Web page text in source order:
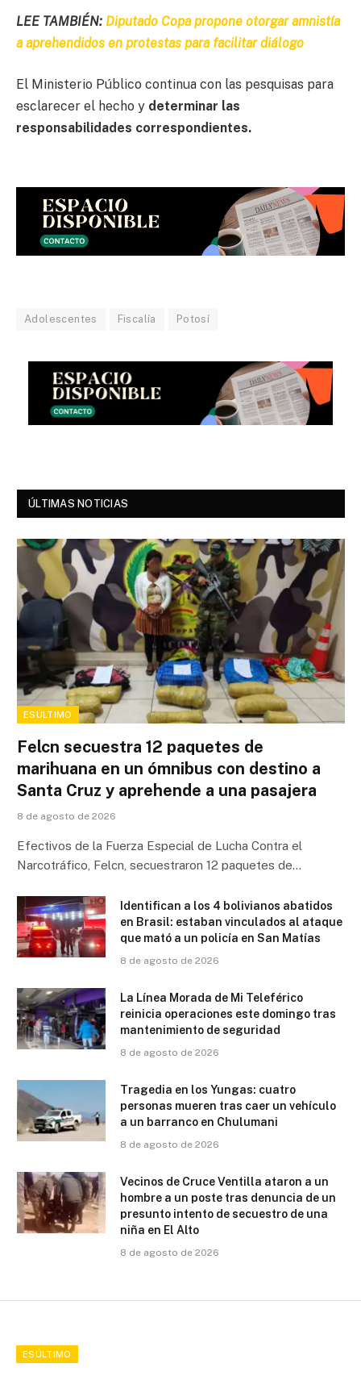
LEE TAMBIÉN: Diputado Copa propone otorgar amnistía
a aprehendidos en protestas para facilitar diálogo
El Ministerio Público continua con las pesquisas para
esclarecer el hecho y determinar las
responsabilidades correspondientes.
Adolescentes Fiscalía Potosí
ÚLTIMAS NOTICIAS
ESÚLTIMO
Felcn secuestra 12 paquetes de
marihuana en un ómnibus con destino a
Santa Cruz y aprehende a una pasajera
8 de agosto de 2026
Efectivos de la Fuerza Especial de Lucha Contra el
Narcotráfico, Felcn, secuestraron 12 paquetes de…
Identifican a los 4 bolivianos abatidos
en Brasil: estaban vinculados al ataque
que mató a un policía en San Matías
8 de agosto de 2026
La Línea Morada de Mi Teleférico
reinicia operaciones este domingo tras
mantenimiento de seguridad
8 de agosto de 2026
Tragedia en los Yungas: cuatro
personas mueren tras caer un vehículo
a un barranco en Chulumani
8 de agosto de 2026
Vecinos de Cruce Ventilla ataron a un
hombre a un poste tras denuncia de un
presunto intento de secuestro de una
niña en El Alto
8 de agosto de 2026
ESÚLTIMO